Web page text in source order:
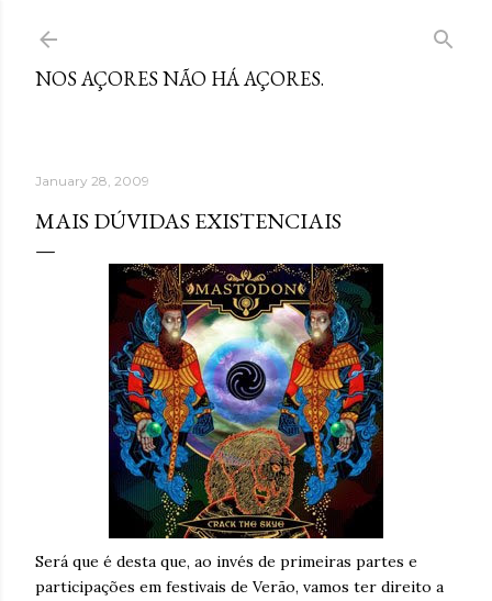
NOS AÇORES NÃO HÁ AÇORES.
January 28, 2009
MAIS DÚVIDAS EXISTENCIAIS
Será que é desta que, ao invés de primeiras partes e
participações em festivais de Verão, vamos ter direito a